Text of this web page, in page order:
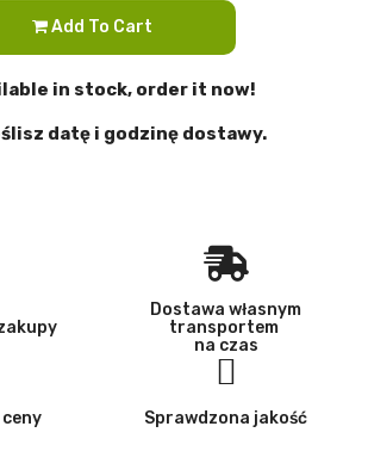
Add To Cart
in stock, order it now!
datę i godzinę dostawy.
Dostawa własnym
transportem
na czas
Sprawdzona jakość